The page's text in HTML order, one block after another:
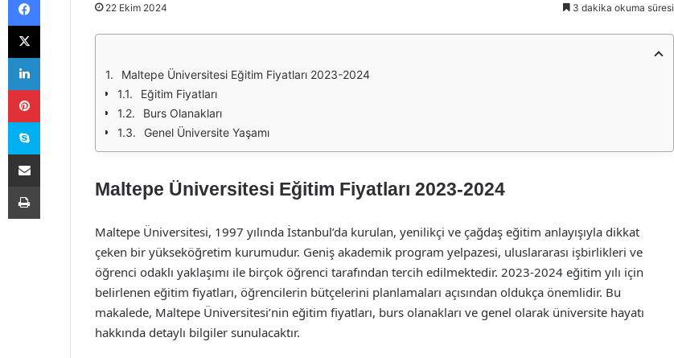
22 Ekim 2024 3 dakika okuma süresi
Maltepe Üniversitesi Eğitim Fiyatları 2023-2024
Eğitim Fiyatları
Burs Olanakları
Genel Üniversite Yaşamı
Maltepe Üniversitesi Eğitim Fiyatları 2023-2024
Maltepe Üniversitesi, 1997 yılında İstanbul’da kurulan, yenilikçi ve çağdaş eğitim anlayışıyla dikkat
çeken bir yükseköğretim kurumudur. Geniş akademik program yelpazesi, uluslararası işbirlikleri ve
öğrenci odaklı yaklaşımı ile birçok öğrenci tarafından tercih edilmektedir. 2023-2024 eğitim yılı için
belirlenen eğitim fiyatları, öğrencilerin bütçelerini planlamaları açısından oldukça önemlidir. Bu
makalede, Maltepe Üniversitesi’nin eğitim fiyatları, burs olanakları ve genel olarak üniversite hayatı
hakkında detaylı bilgiler sunulacaktır.
X
LinkedIn
Pinterest
Skype
E-Posta ile paylaş